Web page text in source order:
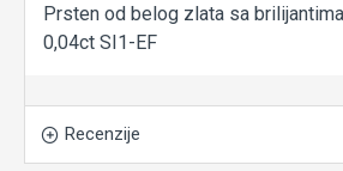
Prsten od belog zlata sa
0,04ct SI1-EF
Recenzije